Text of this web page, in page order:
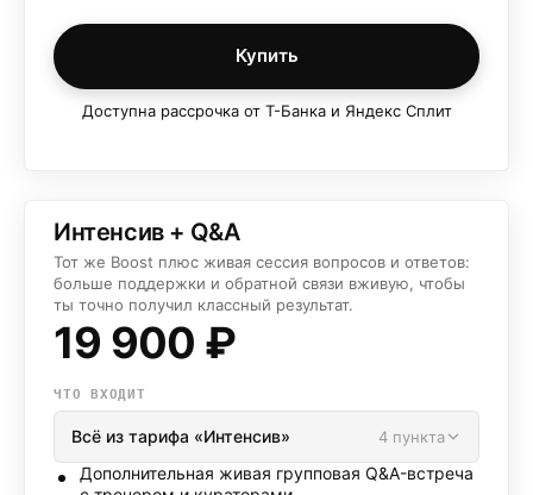
Купить
Доступна рассрочка от Т-Банка и Яндекс Сплит
Интенсив + Q&A
Тот же Boost плюс живая сессия вопросов и ответов:
больше поддержки и обратной связи вживую, чтобы
ты точно получил классный результат.
19 900 ₽
ЧТО ВХОДИТ
Всё из тарифа «Интенсив» 4 пункта
Дополнительная живая групповая Q&A-встреча